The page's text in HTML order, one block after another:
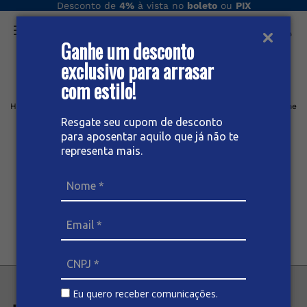
Ganhe um desconto
exclusivo para arrasar
com estilo!
Resgate seu cupom de desconto
para aposentar aquilo que já não te
representa mais.
Eu quero receber comunicações.
Desconto de 4%à vista no boletoou PIX
O que você procura hoje?
Home Voltar para a Home
Ainda não é nosso parceiro?
PREENCHA O FORMULÁRIO E TENHA
Quero me cadastrar
CADASTRAR
Já tenho o cadastro